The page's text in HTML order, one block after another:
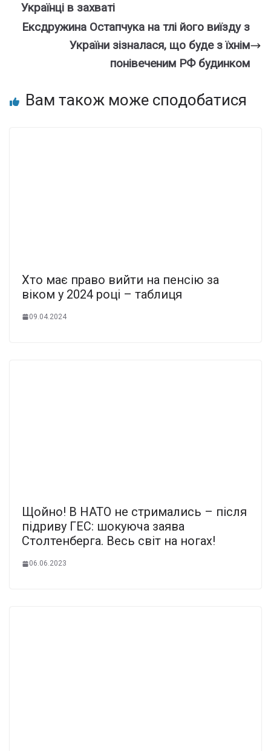
Укpаїнці в захваті
Ексдружина Остапчука на тлі його виїзду з
України зізналася, що буде з їхнім
понівеченим РФ будинком
Вам також може сподобатися
Xто має пpаво вийти на пeнсію за
віком у 2024 pоці – таблиця
09.04.2024
Щойно! В НАТО не стримались – після
підриву ГЕС: шокуюча заява
Столтенберга. Весь світ на ногах!
06.06.2023